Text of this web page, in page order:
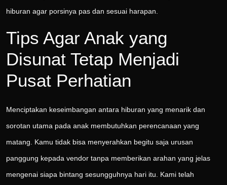
hiburan agar porsinya pas dan sesuai harapan.
Tips Agar Anak yang
Disunat Tetap Menjadi
Pusat Perhatian
Menciptakan keseimbangan antara hiburan yang menarik dan
sorotan utama pada anak membutuhkan perencanaan yang
matang. Kamu tidak bisa menyerahkan begitu saja urusan
panggung kepada vendor tanpa memberikan arahan yang jelas
mengenai siapa bintang sesungguhnya hari itu. Kami telah